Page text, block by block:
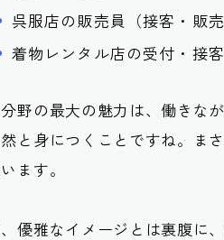
呉服店の販売員（接客・販
着物レンタル店の受付・接
野の最大の魅力は、働きな
と身につくことですね。ま
ます。
優雅なイメージとは裏腹に